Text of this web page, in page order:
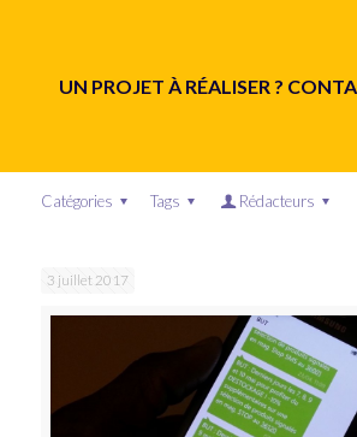
UN PROJET À RÉALISER ?
Catégories Tags Rédacteurs
3 juillet 2017